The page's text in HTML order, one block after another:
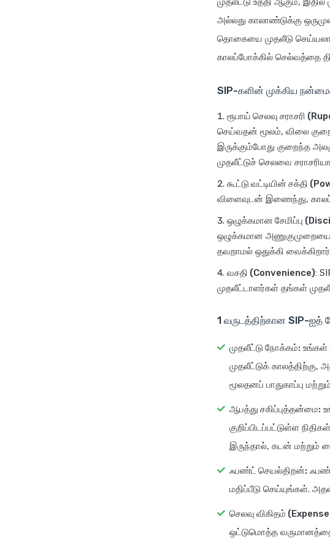
அல்லது காலாண்டுக்கு
தொகையை முதலீடு
காலப்போக்கில் செல்வத்தை
SIP-களின் முக்கிய
ரூபாய் செலவு சராசரி
செய்வதன் மூலம், விலை
இருக்கும்போது குறைந்த
முதலீட்டுச் செலவை
கூட்டு வட்டியின் சக்தி
விளைவுடன் இணைந்து,
ஒழுக்கமான சேமிப்பு
ஒழுக்கமான
தவறாமல் ஒதுக்கி
வசதி (Convenience):
முதலீட்டாளர்கள் தங்கள்
1 வருடத்திற்கான SIP-
முதலீட்டு நோக்கம்: உங்கள்
முதலீட்டுக் காலத்திற்கு,
மூலதனப் பாதுகாப்பு
ஆபத்து சகிப்புத்தன்மை:
குறிப்பிடப்பட்டுள்ள
இருந்தால், கடன் மற்றும்
ஃபண்ட் செயல்திறன்:
மதிப்பீடு செய்யுங்கள்.
செலவு விகிதம்
ஒட்டுமொத்த